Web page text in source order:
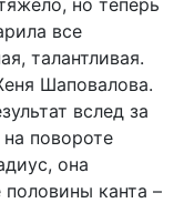
все
талантливая.
Шаповалова.
вслед за
повороте
она
канта –